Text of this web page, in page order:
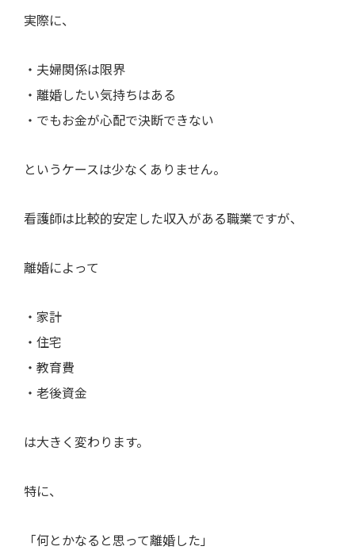
実際に、
・夫婦関係は限界
・離婚したい気持ちはある
・でもお金が心配で決断できない
というケースは少なくありません。
看護師は比較的安定した収入がある職業ですが、
離婚によって
・家計
・住宅
・教育費
・老後資金
は大きく変わります。
特に、
「何とかなると思って離婚した」